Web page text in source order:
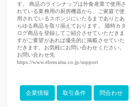
す。 商品のラインナップは外食産業で使用さ
れている業務用の厨房機器から、ご家庭で使
用されているスポンジにいたるまでありとあ
らゆる商品を取り揃えております。 随時カタ
ログ商品を登録してご紹介させていただきま
すがご要望があれば優先的に掲載させていた
だきます。お気軽にお問い合わせください。
お問い合わせ先
https://www.ebematsu.co.jp/support
企業情報 取引条件 問合わせ